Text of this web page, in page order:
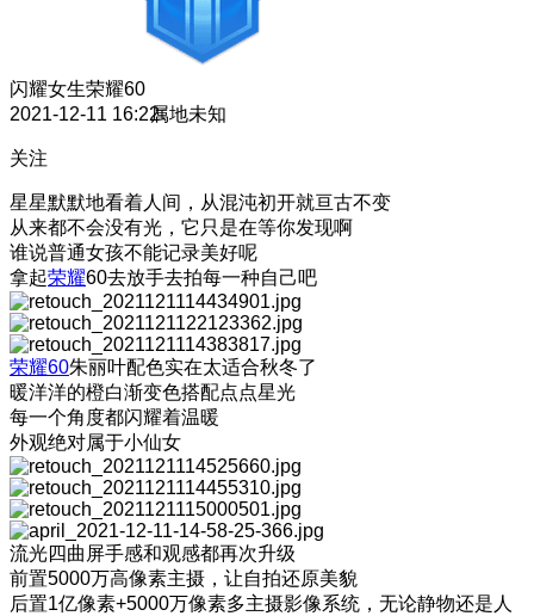
闪耀女生荣耀60
2021-12-11 16:22属地未知
关注
星星默默地看着人间，从混沌初开就亘古不变
从来都不会没有光，它只是在等你发现啊
谁说普通女孩不能记录美好呢
拿起荣耀60去放手去拍每一种自己吧
荣耀60朱丽叶配色实在太适合秋冬了
暖洋洋的橙白渐变色搭配点点星光
每一个角度都闪耀着温暖
外观绝对属于小仙女
流光四曲屏手感和观感都再次升级
前置5000万高像素主摄，让自拍还原美貌
后置1亿像素+5000万像素多主摄影像系统，无论静物还是人